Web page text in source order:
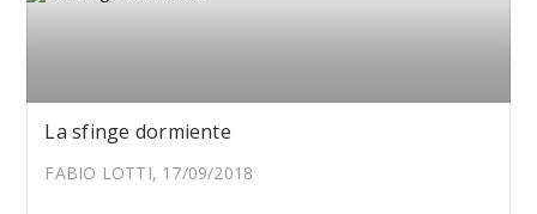
La sfinge dormiente
FABIO LOTTI, 17/09/2018